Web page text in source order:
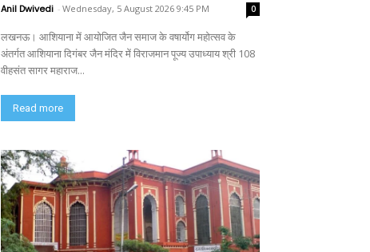
Anil Dwivedi - Wednesday, 5 August 2026 9:45 PM 0
लखनऊ। आशियाना में आयोजित जैन समाज के वषार्योग महोत्सव के
अंतर्गत आशियाना दिगंबर जैन मंदिर में विराजमान पूज्य उपाध्याय श्री 108
वीहसंत सागर महाराज...
Read more